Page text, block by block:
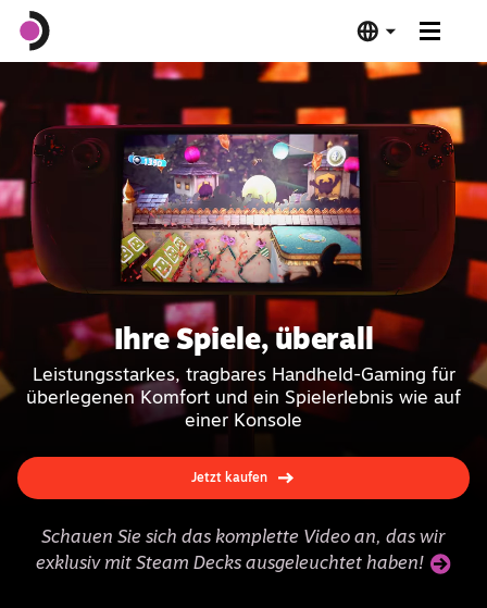
Steam Deck LCD
Dockingstation
Software
Verifiziert für das Steam Deck
Technische Details
Jetzt kaufen
Ihre Spiele, überall
Leistungsstarkes, tragbares Handheld-Gaming für
überlegenen Komfort und ein Spielerlebnis wie auf
einer Konsole
Jetzt kaufen
Schauen Sie sich das komplette Video an, das wir
exklusiv mit Steam Decks ausgeleuchtet haben!